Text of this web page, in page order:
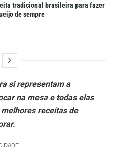
tradicional brasileira para fazer
de sempre
si representam a
na mesa e todas elas
receitas de